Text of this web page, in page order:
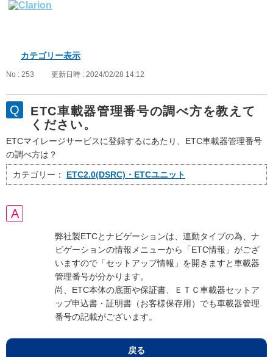
カテゴリー表示
No : 253 更新日時 : 2024/02/28 14:12
ETC車載器管理番号の調べ方を教えて
ください。
ETCマイレージサービスに登録するにあたり、ETC車載器管理番号
の調べ方は？
カテゴリー： ETC2.0(DSRC)・ETCユニット
弊社製ETCとナビゲーションは、連動タイプの為、ナ
ビゲーションの情報メニューから「ETC情報」がござ
いますので「セットアップ情報」を開きますと車載器
管理番号が分かります。
尚、ETC本体の底面や保証書、ＥＴＣ車載器セットア
ップ申込書・証明書（お客様保存用）でも車載器管理
番号の記載がございます。
戻る